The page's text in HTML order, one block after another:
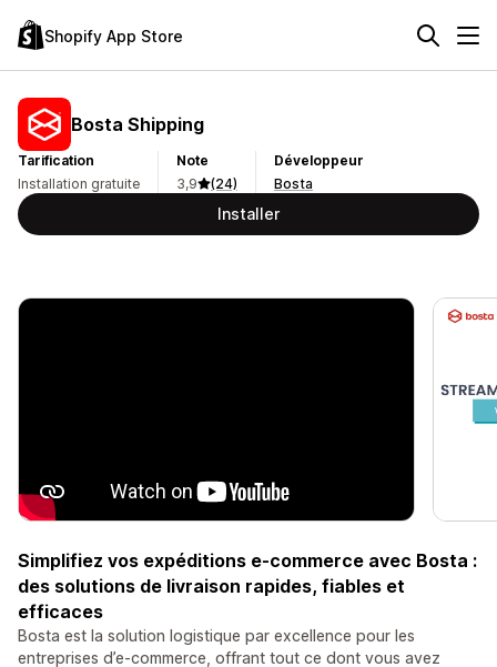
Shopify App Store
Bosta Shipping
Tarification
Installation gratuite
Note
3,9
(24)
Développeur
Bosta
Installer
Simplifiez vos expéditions e-commerce avec Bosta :
des solutions de livraison rapides, fiables et
efficaces
Bosta est la solution logistique par excellence pour les
entreprises d’e-commerce, offrant tout ce dont vous avez